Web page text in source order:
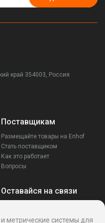
край 354003, Россия
Поставщикам
Размещайте товары на Enhof
Стать поставщиком
Как это работает
Вопросы
Оставайся на связи
метрические системы для